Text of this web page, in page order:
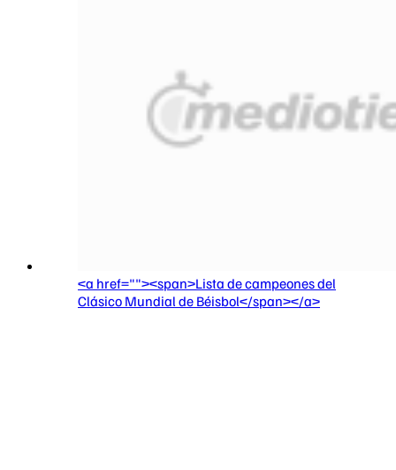
<a href=""><span>Lista de campeones del
Clásico Mundial de Béisbol</span></a>